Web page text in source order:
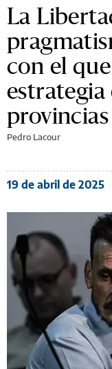
La
con el
estrategia
provincias
Pedro Lacour
19 de abril de 2025